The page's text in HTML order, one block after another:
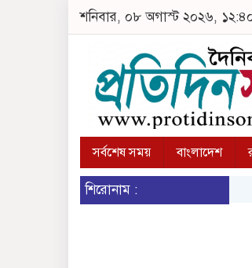
শনিবার, ০৮ অগাস্ট ২০২৬,
সর্বশেষ সময় বাংলাদেশ
শিরোনাম :